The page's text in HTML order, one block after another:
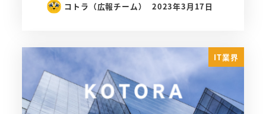
コトラ（広報チーム） 2023年3月17日
IT業界